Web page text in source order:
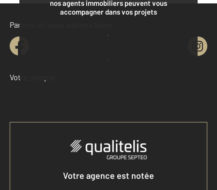
nos agents immobiliers peuvent vous
accompagner dans vos projets
Contacter l'agence
Demander une estimation
Parlons de vous, parlons biens
Votre compte :
Accéder à mon compte
Votre agence est notée